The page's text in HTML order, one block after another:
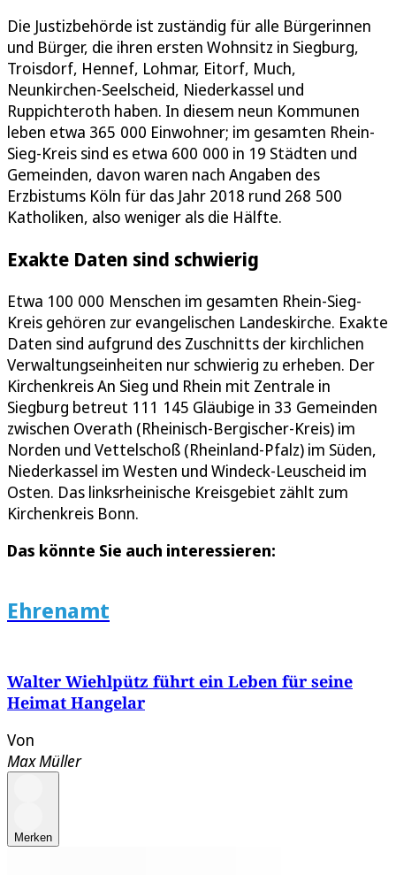
Die Justizbehörde ist zuständig für alle Bürgerinnen
und Bürger, die ihren ersten Wohnsitz in Siegburg,
Troisdorf, Hennef, Lohmar, Eitorf, Much,
Neunkirchen-Seelscheid, Niederkassel und
Ruppichteroth haben. In diesem neun Kommunen
leben etwa 365 000 Einwohner; im gesamten Rhein-
Sieg-Kreis sind es etwa 600 000 in 19 Städten und
Gemeinden, davon waren nach Angaben des
Erzbistums Köln für das Jahr 2018 rund 268 500
Katholiken, also weniger als die Hälfte.
Exakte Daten sind schwierig
Etwa 100 000 Menschen im gesamten Rhein-Sieg-
Kreis gehören zur evangelischen Landeskirche. Exakte
Daten sind aufgrund des Zuschnitts der kirchlichen
Verwaltungseinheiten nur schwierig zu erheben. Der
Kirchenkreis An Sieg und Rhein mit Zentrale in
Siegburg betreut 111 145 Gläubige in 33 Gemeinden
zwischen Overath (Rheinisch-Bergischer-Kreis) im
Norden und Vettelschoß (Rheinland-Pfalz) im Süden,
Niederkassel im Westen und Windeck-Leuscheid im
Osten. Das linksrheinische Kreisgebiet zählt zum
Kirchenkreis Bonn.
Das könnte Sie auch interessieren:
Ehrenamt
Walter Wiehlpütz führt ein Leben für seine
Heimat Hangelar
Von
Max Müller
Merken